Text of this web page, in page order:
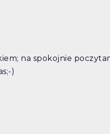
na spokojnie
)